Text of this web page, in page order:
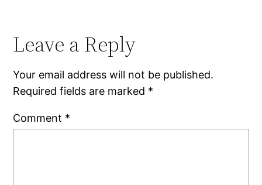
Leave a Reply
Your email address will not be published.
Required fields are marked *
Comment *